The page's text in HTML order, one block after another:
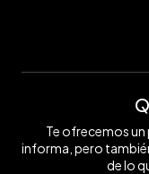
Te ofrecemos
informa, pero
de lo